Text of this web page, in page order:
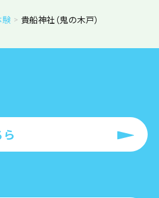
験 貴船神社（鬼の木戸）